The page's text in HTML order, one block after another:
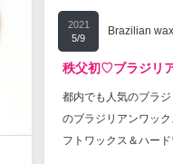
2021
5/9
Brazilian wax
秩父初♡ブラジリ
都内でも人気のブラ
のブラジリアンワッ
フトワックス＆ハー